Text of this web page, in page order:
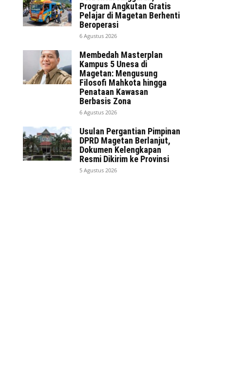
Program Angkutan Gratis
Pelajar di Magetan Berhenti
Beroperasi
6 Agustus 2026
Membedah Masterplan
Kampus 5 Unesa di
Magetan: Mengusung
Filosofi Mahkota hingga
Penataan Kawasan
Berbasis Zona
6 Agustus 2026
Usulan Pergantian Pimpinan
DPRD Magetan Berlanjut,
Dokumen Kelengkapan
Resmi Dikirim ke Provinsi
5 Agustus 2026